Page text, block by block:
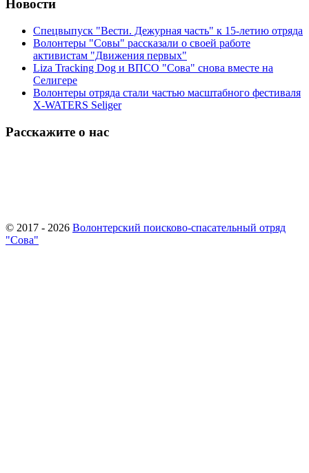
Новости
Спецвыпуск "Вести. Дежурная часть" к 15-летию отряда
Волонтеры "Совы" рассказали о своей работе
активистам "Движения первых"
Liza Tracking Dog и ВПСО "Сова" снова вместе на
Селигере
Волонтеры отряда стали частью масштабного фестиваля
X-WATERS Seliger
Расскажите о нас
© 2017 - 2026 Волонтерский поисково-спасательный отряд
"Сова"